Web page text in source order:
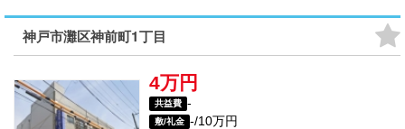
神戸市灘区神前町1丁目
4万円
共益費 -
敷/礼金 -/10万円